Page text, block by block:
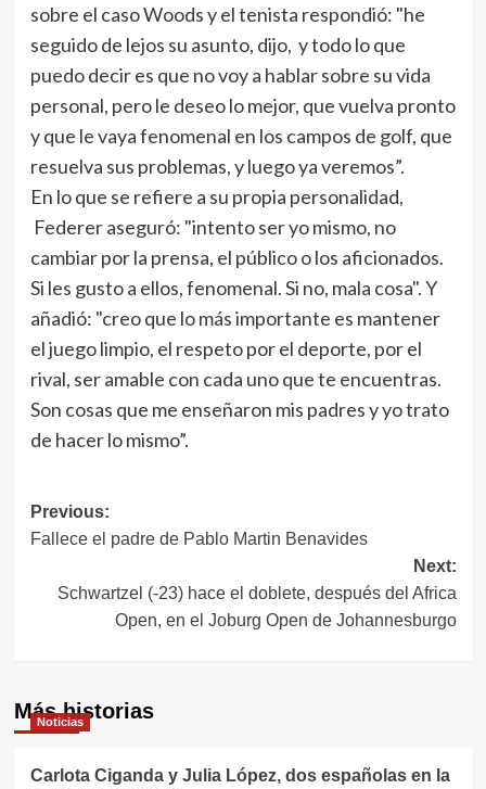
sobre el caso Woods y el tenista respondió: "he
seguido de lejos su asunto, dijo, y todo lo que
puedo decir es que no voy a hablar sobre su vida
personal, pero le deseo lo mejor, que vuelva pronto
y que le vaya fenomenal en los campos de golf, que
resuelva sus problemas, y luego ya veremos”.
En lo que se refiere a su propia personalidad,
Federer aseguró: "intento ser yo mismo, no
cambiar por la prensa, el público o los aficionados.
Si les gusto a ellos, fenomenal. Si no, mala cosa". Y
añadió: "creo que lo más importante es mantener
el juego limpio, el respeto por el deporte, por el
rival, ser amable con cada uno que te encuentras.
Son cosas que me enseñaron mis padres y yo trato
de hacer lo mismo”.
Navegación
de
entradas
Previous:
Fallece el padre de Pablo Martin Benavides
Next:
Schwartzel (-23) hace el doblete, después del Africa
Open, en el Joburg Open de Johannesburgo
Más historias
Noticias
Carlota Ciganda y Julia López, dos españolas en la